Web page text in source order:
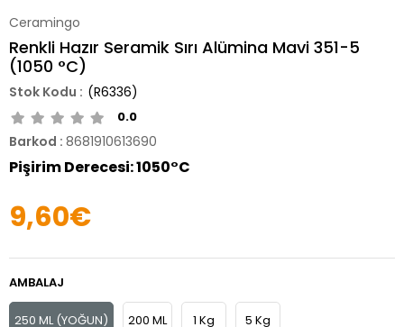
Ceramingo
Renkli Hazır Seramik Sırı Alümina Mavi 351-5
(1050 °C)
(R6336)
0.0
Barkod : 8681910613690
Pişirim Derecesi: 1050°C
9,60€
AMBALAJ
250 ML (YOĞUN) 200 ML 1 Kg 5 Kg